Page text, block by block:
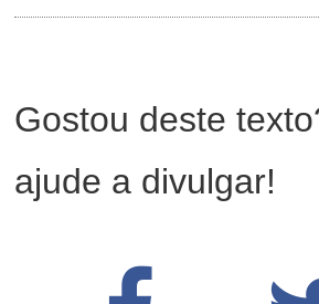
Gostou deste
ajude a divulgar!